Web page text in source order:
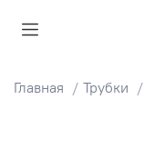
Главная Трубки